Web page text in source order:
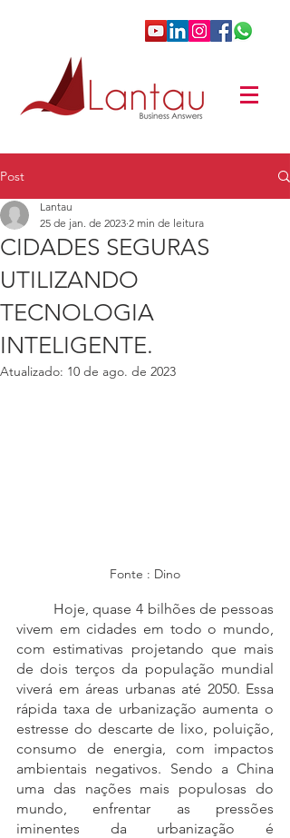
Post
CIDADES SEGURAS
UTILIZANDO
TECNOLOGIA
INTELIGENTE.
Lantau
25 de jan. de 2023 2 min de leitura
Atualizado: 10 de ago. de 2023
Fonte : Dino
vivem em cidades em todo o mundo,
com estimativas projetando que mais
de dois terços da população mundial
viverá em áreas urbanas até 2050. Essa
rápida taxa de urbanização aumenta o
estresse do descarte de lixo, poluição,
consumo de energia, com impactos
ambientais negativos. Sendo a China
uma das nações mais populosas do
mundo, enfrentar as pressões
iminentes da urbanização é